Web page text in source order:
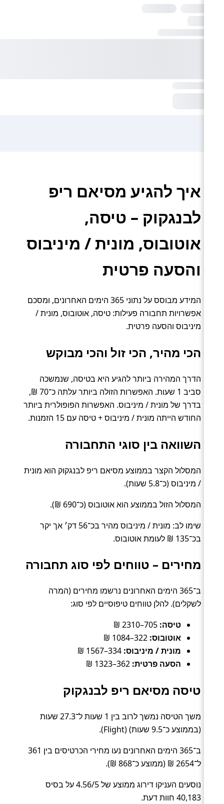
איך להגיע מסיאם ריפ
לבנגקוק – טיסה,
אוטובוס, מונית / מיניבוס
והסעה פרטית
המידע מבוסס על נתוני 365 הימים האחרונים, ומסכם
אפשרויות תחבורה פעילות: טיסה, אוטובוס, מונית /
מיניבוס והסעה פרטית.
הכי מהיר, הכי זול והכי מבוקש
הדרך המהירה ביותר להגיע היא בטיסה, שנמשכה
סביב 1 שעות. האפשרות הזולה ביותר עלתה כ־70 ₪,
בדרך של מונית / מיניבוס. האפשרות הפופולרית ביותר
החודש הייתה מונית / מיניבוס + טיסה עם 15 הזמנות.
השוואה בין סוגי התחבורה
המסלול הקצר בממוצע מסיאם ריפ לבנגקוק הוא מונית
/ מיניבוס (כ־5.8 שעות).
המסלול הזול בממוצע הוא אוטובוס (כ־690 ₪).
שימו לב: מונית / מיניבוס מהיר בכ־56 דק׳ אך יקר
בכ־135 ₪ לעומת אוטובוס.
מחירים – טווחים לפי סוג תחבורה
ב־365 הימים האחרונים נרשמו מחירים (המרה
לשקלים). להלן טווחים טיפוסיים לפי סוג:
טיסה:
אוטובוס:
מונית / מיניבוס:
הסעה פרטית:
טיסה מסיאם ריפ לבנגקוק
משך הטיסה נמשך לרוב בין 1 שעות ל־27.3 שעות
(בממוצע כ־9.5 שעות) (Flight).
ב־365 הימים האחרונים נעו מחירי הכרטיסים בין 361
ל־2654 ₪ (ממוצע כ־868 ₪).
נוסעים העניקו דירוג ממוצע של 4.56/5 על בסיס
40,183 חוות דעת.